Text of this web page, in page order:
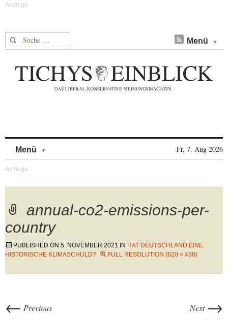
Suche nach: Menü
Menü Fr, 7. Aug 2026
annual-co2-emissions-per-
country
PUBLISHED ON 5. NOVEMBER 2021 IN HAT DEUTSCHLAND EINE
HISTORISCHE KLIMASCHULD?
FULL RESOLUTION (620 × 438)
← Previous Next →